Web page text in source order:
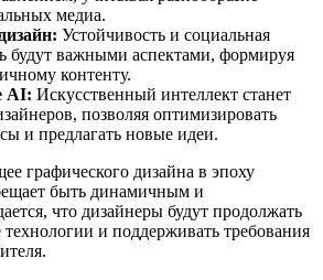
медиа.
Устойчивость и социальная
будут важными аспектами, формируя
контенту.
AI: Искусственный интеллект станет
позволяя оптимизировать
и предлагать новые идеи.
графического дизайна в эпоху
быть динамичным и
что дизайнеры будут продолжать
технологии и поддерживать требования